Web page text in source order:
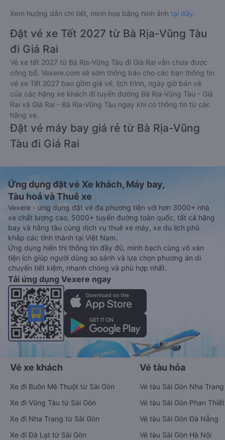
Xem hướng dẫn chi tiết, minh họa bằng hình ảnh tại đây.
Đặt vé xe Tết 2027 từ Bà Rịa-Vũng Tàu
đi Giá Rai
Vé xe tết 2027 từ Bà Rịa-Vũng Tàu đi Giá Rai vẫn chưa được
công bố. Vexere.com sẽ sớm thông báo cho các bạn thông tin
vé xe Tết 2027 bao gồm giá vé, lịch trình, ngày giờ bán vé
của các hãng xe khách đi tuyến đường Bà Rịa-Vũng Tàu - Giá
Rai và Giá Rai - Bà Rịa-Vũng Tàu ngay khi có thông tin từ các
hãng xe.
Đặt vé máy bay giá rẻ từ Bà Rịa-Vũng
Tàu đi Giá Rai
Ứng dụng đặt vé Xe khách, Máy bay,
Tàu hoả và Thuê xe
Vexere - ứng dụng đặt vé đa phương tiện với hơn 3000+ nhà
xe chất lượng cao, 5000+ tuyến đường toàn quốc, tất cả hãng
bay và hãng tàu cùng dịch vụ thuê xe máy, xe du lịch phủ
khắp các tỉnh thành tại Việt Nam.
Ứng dụng hiển thị thông tin đầy đủ, minh bạch cùng vô vàn
tiện ích giúp người dùng so sánh và lựa chọn phương án di
chuyển tiết kiệm, nhanh chóng và phù hợp nhất.
Tải ứng dụng Vexere ngay
Vé xe khách
Xe đi Buôn Mê Thuột từ Sài Gòn
Xe đi Vũng Tàu từ Sài Gòn
Xe đi Nha Trang từ Sài Gòn
Xe đi Đà Lạt từ Sài Gòn
Vé tàu hỏa
Vé tàu Sài Gòn Nha Trang
Vé tàu Sài Gòn Phan Thiết
Vé tàu Sài Gòn Đà Nẵng
Vé tàu Sài Gòn Hà Nội